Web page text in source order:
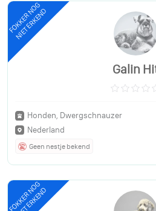
FOKKER NOG
NIET ERKEND
Galin
Honden, Dwergschnauzer
Nederland
Geen nestje bekend
FOKKER NOG
NIET ERKEND